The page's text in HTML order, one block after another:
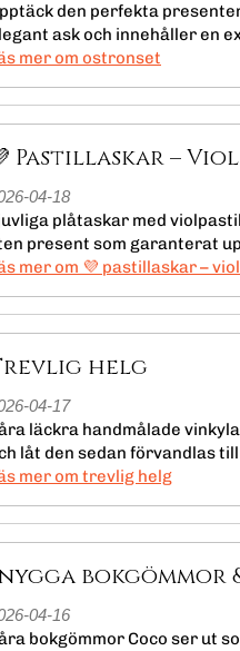
den perfekta
ask och innehåller en
mer om ostronset
Pastillaskar – Viol
04-18
plåtaskar med
present som garanterat
mer om 💜 pastillaskar –
helg
04-17
läckra handmålade
låt den sedan förvandlas
mer om trevlig helg
04-16
bokgömmor Coco ser ut